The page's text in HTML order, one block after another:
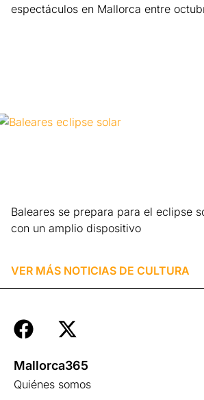
espectáculos en Mallorca entre
Baleares se prepara para el eclipse
con un amplio dispositivo
VER MÁS NOTICIAS DE CULTURA
Mallorca365
Quiénes somos